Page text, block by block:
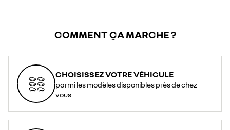
COMMENT ÇA MARCHE ?
CHOISISSEZ VOTRE VÉHICULE
parmi les modèles disponibles près de chez
vous